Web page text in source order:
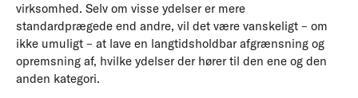
virksomhed. Selv om visse ydelser er mere
standardprægede end andre, vil det være vanskeligt – om
ikke umuligt – at lave en langtidsholdbar afgrænsning og
opremsning af, hvilke ydelser der hører til den ene og den
anden kategori.